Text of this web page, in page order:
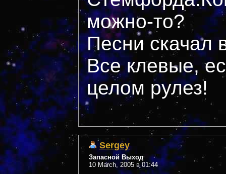
можно-то?
Песни скачал
Все клевые,
целом рулез!
Sergey
Запасной Выход
10 March, 2005 в 01:44